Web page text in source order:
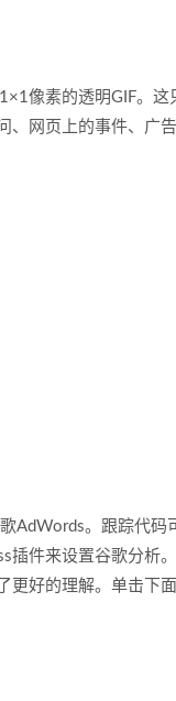
像素的透明GIF。这
、网页上的事件、广
AdWords。跟踪代码
插件来设置谷歌分析
更好的理解。单击下